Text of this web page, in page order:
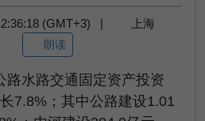
(GMT+3) | 上海
朗读
路水路交通固定资产投资
7.8%；其中公路建设1.01